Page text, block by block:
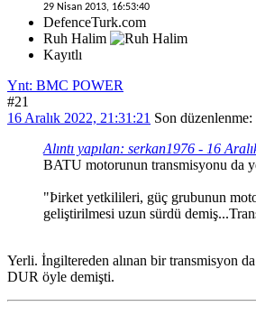
29 Nisan 2013, 16:53:40
DefenceTurk.com
Ruh Halim
Kayıtlı
Ynt: BMC POWER
#21
16 Aralık 2022, 21:31:21 Son düzenlenme:
Alıntı yapılan: serkan1976 - 16
BATU motorunun transmisyonu da
"Þirket yetkilileri, güç grubunun
geliştirilmesi uzun sürdü
Yerli. İngiltereden alınan bir transmisyon
DUR öyle demişti.